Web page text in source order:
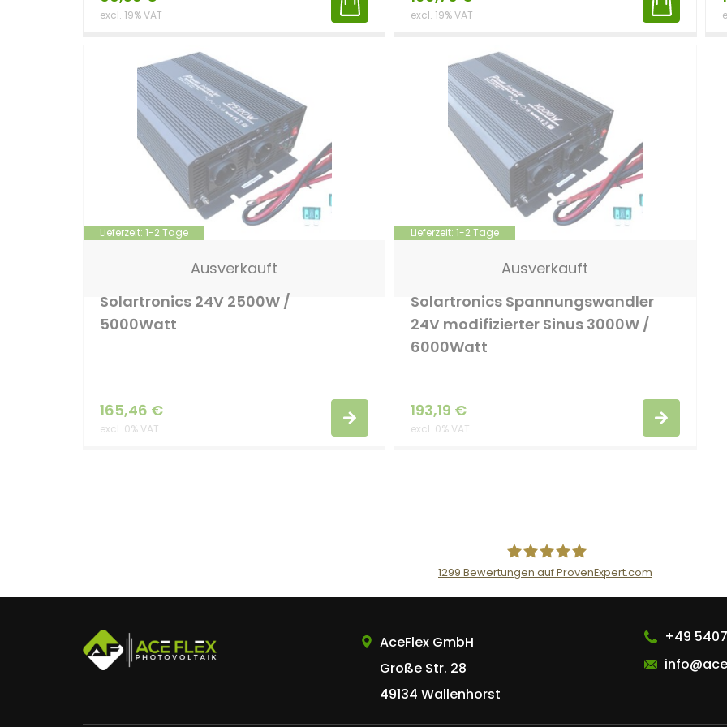
excl. 19% VAT excl. 19% VAT
Lieferzeit: 1-2 Tage
Ausverkauft
Solartronics 24V 2500W /
5000Watt
165,46 €
excl. 0% VAT
Lieferzeit:1-2 Tage
Ausverkauft
Solartronics Spannungswandler
24V modifizierter Sinus 3000W /
6000Watt
193,19 €
excl. 0% VAT
AceFlex GmbH
1299 Bewertungen auf ProvenExpert.com
AceFlex GmbH
Große Str. 28
49134 Wallenhorst
+49